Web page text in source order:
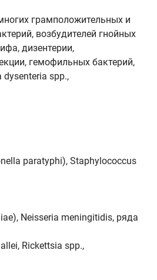
грамположительных и
возбудителей гнойных
дизентерии,
гемофильных бактерий,
dysenteria spp.,
paratyphi), Staphylococcus
Neisseria meningitidis, ряда
Rickettsia spp.,